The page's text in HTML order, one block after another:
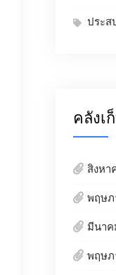
ประส
คลังเ
สิงหา
พฤษภ
มีนาค
พฤษภ